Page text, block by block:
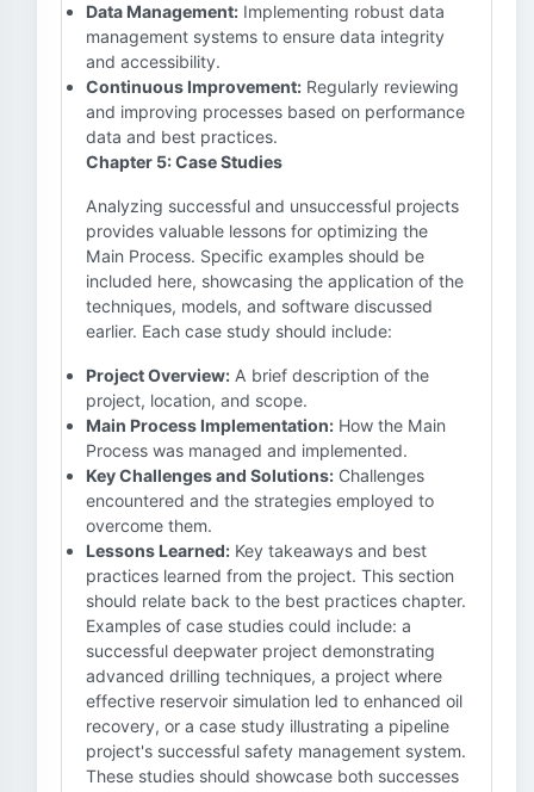
Data Management: Implementing robust data
management systems to ensure data integrity
and accessibility.
Continuous Improvement: Regularly reviewing
and improving processes based on performance
data and best practices.
Chapter 5: Case Studies
Analyzing successful and unsuccessful projects
provides valuable lessons for optimizing the
Main Process. Specific examples should be
included here, showcasing the application of the
techniques, models, and software discussed
earlier. Each case study should include:
Project Overview: A brief description of the
project, location, and scope.
Main Process Implementation: How the Main
Process was managed and implemented.
Key Challenges and Solutions: Challenges
encountered and the strategies employed to
overcome them.
Lessons Learned: Key takeaways and best
practices learned from the project. This section
should relate back to the best practices chapter.
Examples of case studies could include: a
successful deepwater project demonstrating
advanced drilling techniques, a project where
effective reservoir simulation led to enhanced oil
recovery, or a case study illustrating a pipeline
project's successful safety management system.
These studies should showcase both successes